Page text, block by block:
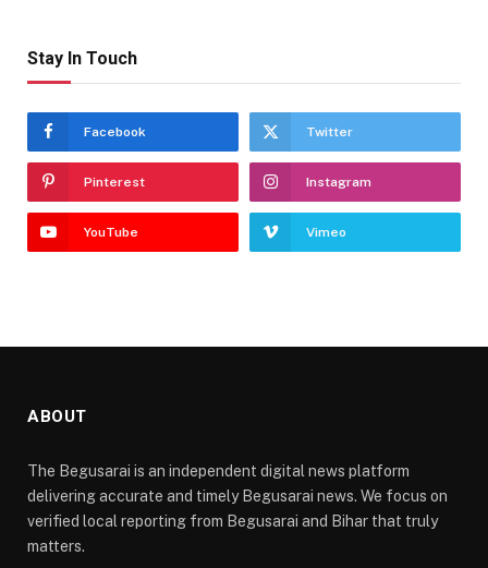
Stay In Touch
Facebook Twitter
Pinterest Instagram
YouTube Vimeo
ABOUT
The Begusarai is an independent digital news platform
delivering accurate and timely Begusarai news. We focus on
verified local reporting from Begusarai and Bihar that truly
matters.